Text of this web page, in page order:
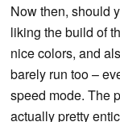
Now then, should
liking the build of
nice colors, and
barely run too –
speed mode. The
actually pretty